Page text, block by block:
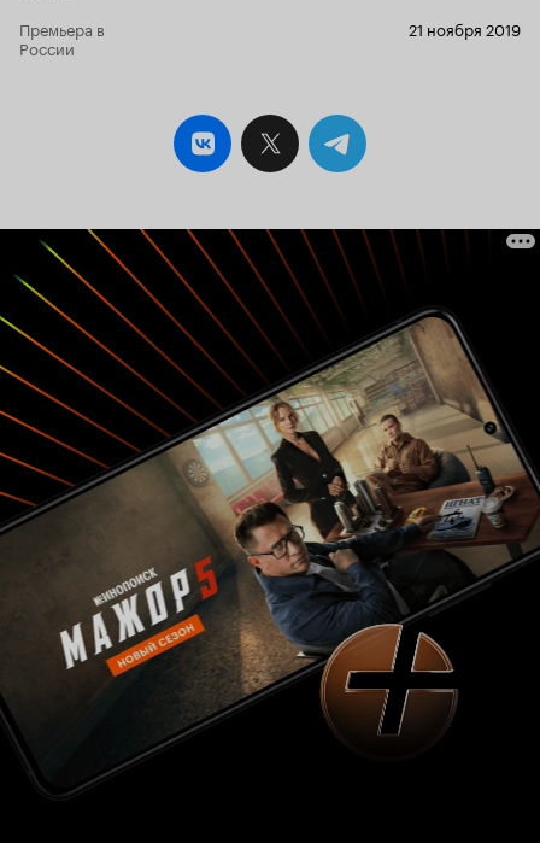
Премьера в
России
21 ноября 2019